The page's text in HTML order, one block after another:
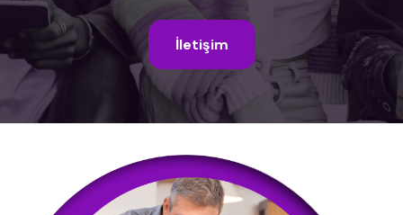
İletişim